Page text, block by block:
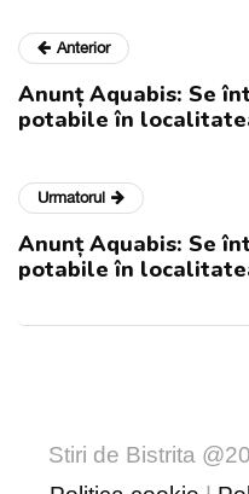
Anterior
Anunț Aquabis: Se
potabile în
Urmatorul
Anunț Aquabis: Se
potabile în
Stiri de Bistrita